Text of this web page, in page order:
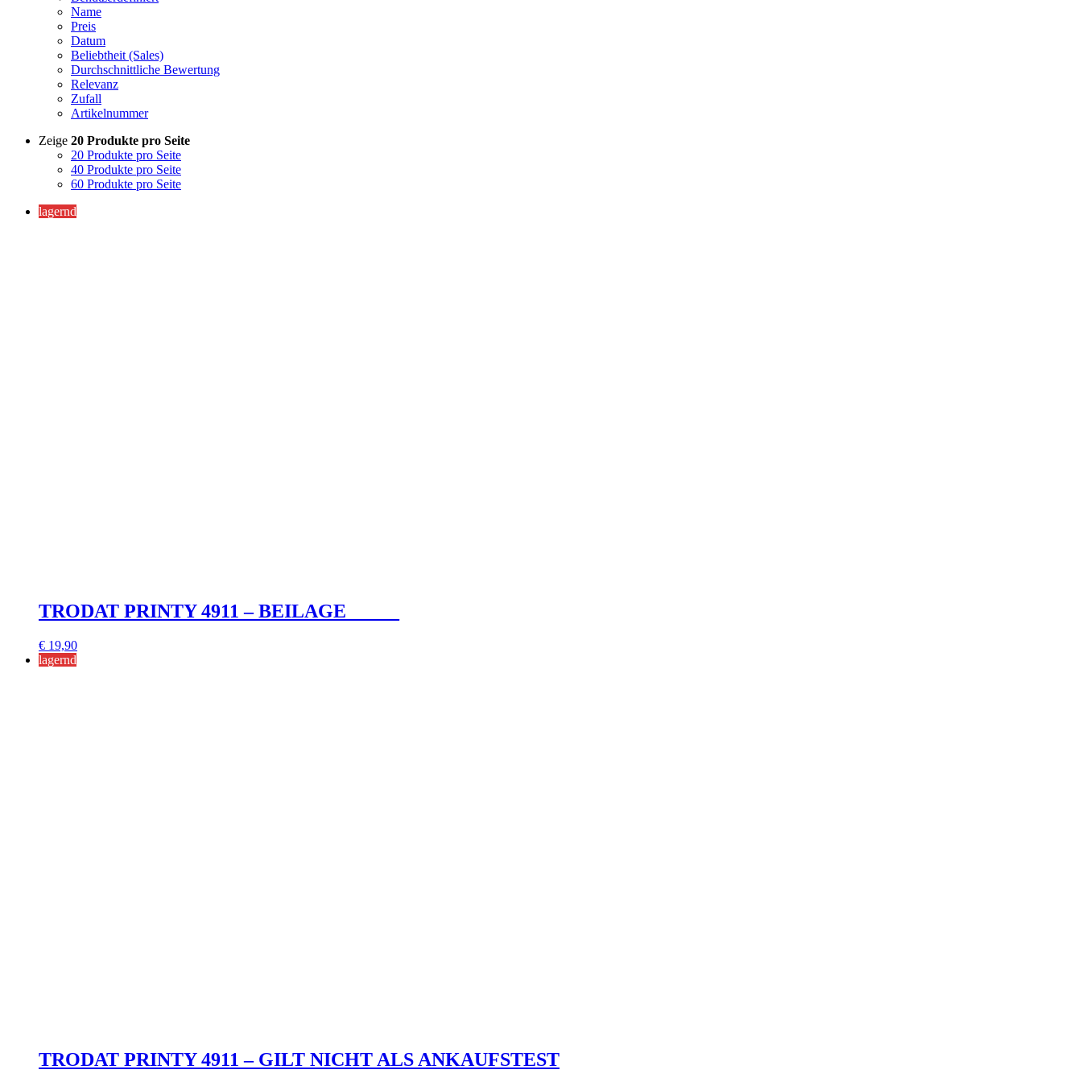
Name
Preis
Datum
Beliebtheit (Sales)
Durchschnittliche Bewertung
Relevanz
Zufall
Artikelnummer
Zeige 20 Produkte pro Seite
20 Produkte pro Seite
40 Produkte pro Seite
60 Produkte pro Seite
lagernd
TRODAT PRINTY 4911 – BEILAGE _____
€ 19,90
lagernd
TRODAT PRINTY 4911 – GILT NICHT ALS ANKAUFSTEST